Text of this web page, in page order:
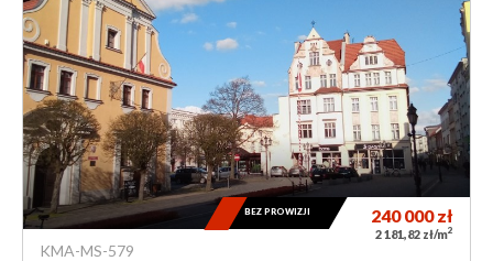
KMA-MS-579
240 000zł
2 181,82 zł/m2
BEZ PROWIZJI